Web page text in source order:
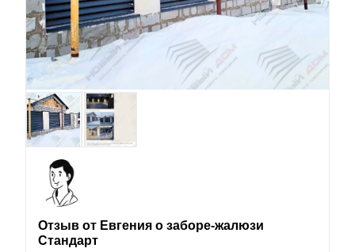
Отзыв от Евгения о заборе-жалюзи
Стандарт